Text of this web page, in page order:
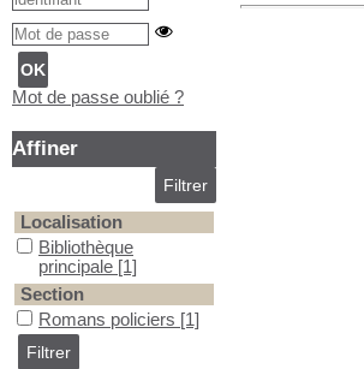
Mot de passe oublié ?
Affiner
Localisation
Bibliothèque principale
Bibliothèque
principale [1]
Section
Romans policiers
Romans policiers [1]